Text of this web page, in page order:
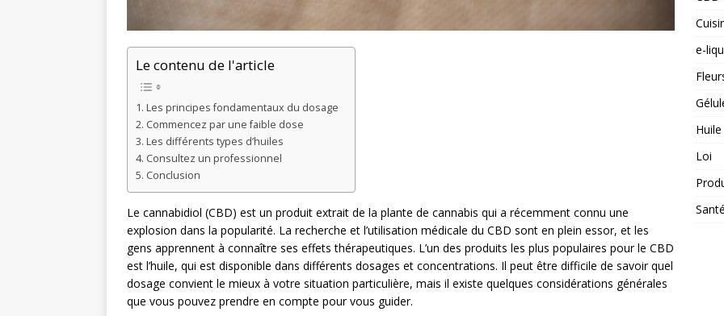
Le contenu de l'article
Les principes fondamentaux du dosage
Commencez par une faible dose
Les différents types d’huiles
Consultez un professionnel
Conclusion
Le cannabidiol (CBD) est un produit extrait de la plante de cannabis qui a récemment connu une
explosion dans la popularité. La recherche et l’utilisation médicale du CBD sont en plein essor, et les
gens apprennent à connaître ses effets thérapeutiques. L’un des produits les plus populaires pour le CBD
est l’huile, qui est disponible dans différents dosages et concentrations. Il peut être difficile de savoir quel
dosage convient le mieux à votre situation particulière, mais il existe quelques considérations générales
que vous pouvez prendre en compte pour vous guider.
e-
Huile
Loi
Santé